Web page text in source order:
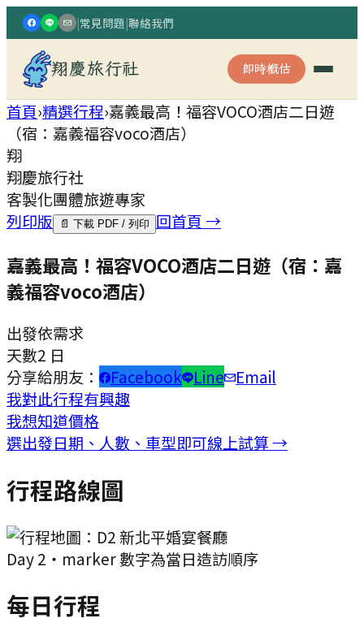
|常見問題|聯絡我們
翔慶旅行社 即時概估
首頁›精選行程›嘉義最高！福容VOCO酒店二日遊
（宿：嘉義福容voco酒店）
翔
翔慶旅行社
客製化團體旅遊專家
列印版
📄 下載 PDF / 列印 回首頁 →
嘉義最高！福容VOCO酒店二日遊（宿：嘉
義福容voco酒店）
出發依需求
天數2 日
分享給朋友：
Facebook Line
Email
我對此行程有興趣
我想知道價格
選出發日期、人數、車型即可線上試算 →
行程路線圖
Day2 ・marker 數字為當日造訪順序
每日行程